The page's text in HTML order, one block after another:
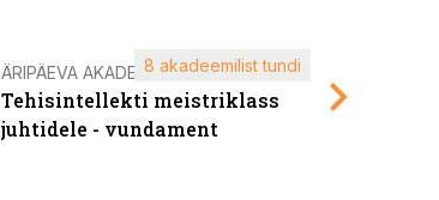
ÄRIPÄEVA AKADEEMIA
Tehisintellekti meistriklass
juhtidele - vundament
8 akadeemilist tundi